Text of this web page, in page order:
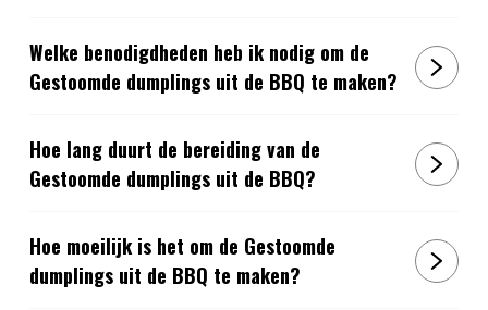
Welke benodigdheden heb ik nodig om de
Gestoomde dumplings uit de BBQ te maken?
Hoe lang duurt de bereiding van de
Gestoomde dumplings uit de BBQ?
Hoe moeilijk is het om de Gestoomde
dumplings uit de BBQ te maken?